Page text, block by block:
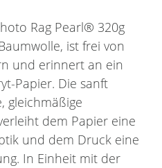
Rag Pearl® 320g
ist frei von
und erinnert an ein
Papier. Die sanft
gleichmäßige
dem Papier eine
und dem Druck eine
In Einheit mit der